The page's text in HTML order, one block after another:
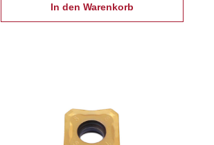
In den Warenkorb